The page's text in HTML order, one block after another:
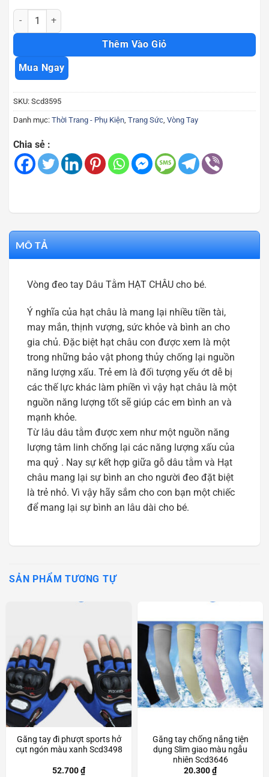
Vòng đeo tay dâu tằm hạt châu cho bé dễ thương Scd3595 số lượng
Thêm Vào Giỏ
Mua Ngay
SKU: Scd3595
Danh mục: Thời Trang - Phụ Kiện, Trang Sức, Vòng Tay
Chia sẻ :
MÔ TẢ
Vòng đeo tay Dâu Tằm HẠT CHÂU cho bé.
Ý nghĩa của hạt châu là mang lại nhiều tiền tài,
may mắn, thịnh vượng, sức khỏe và bình an cho
gia chủ. Đặc biệt hạt châu con được xem là một
trong những bảo vật phong thủy chống lại nguồn
năng lượng xấu. Trẻ em là đối tượng yếu ớt dễ bị
các thế lực khác làm phiền vì vậy hạt châu là một
nguồn năng lượng tốt sẽ giúp các em bình an và
mạnh khỏe.
Từ lâu dâu tằm được xem như một nguồn năng
lượng tâm linh chống lại các năng lượng xấu của
ma quỷ . Nay sự kết hợp giữa gỗ dâu tằm và Hạt
châu mang lại sự bình an cho người đeo đặt biệt
là trẻ nhỏ. Vì vậy hãy sắm cho con bạn một chiếc
để mang lại sự bình an lâu dài cho bé.
SẢN PHẨM TƯƠNG TỰ
Găng tay đi phượt sports hở
cụt ngón màu xanh Scd3498
52.700₫
Găng tay chống nắng tiện
dụng Slim giao màu ngẫu
nhiên Scd3646
20.300₫